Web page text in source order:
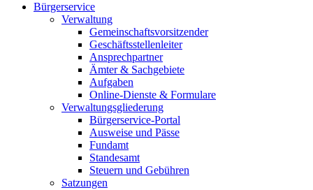
Bürgerservice
Verwaltung
Gemeinschaftsvorsitzender
Geschäftsstellenleiter
Ansprechpartner
Ämter & Sachgebiete
Aufgaben
Online-Dienste & Formulare
Verwaltungsgliederung
Bürgerservice-Portal
Ausweise und Pässe
Fundamt
Standesamt
Steuern und Gebühren
Satzungen